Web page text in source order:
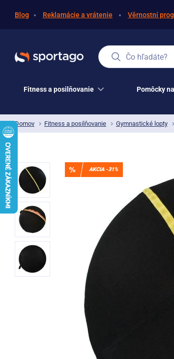
Blog Reklamácie a vrátenie Věrnostní
Čo hľadáte?
Fitness a posilňovanie Pomôcky
Domov Fitness a posilňovanie Gymnastické lopty
AKCIA -31%